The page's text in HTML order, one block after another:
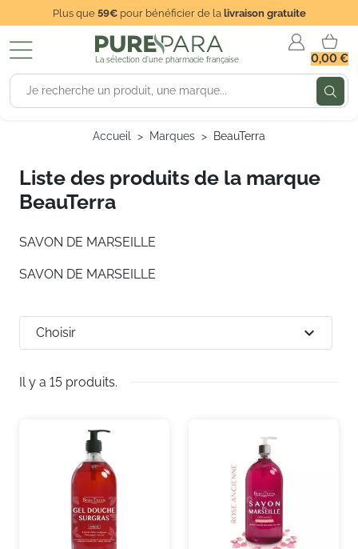
Plus que59€pour bénéficier de lalivraison gratuite
La sélection d'une pharmacie française 0,00 €
Accueil Marques BeauTerra
Liste des produits de la marque
BeauTerra
SAVON DE MARSEILLE
SAVON DE MARSEILLE
Il y a 15 produits.
Choisir expand_more